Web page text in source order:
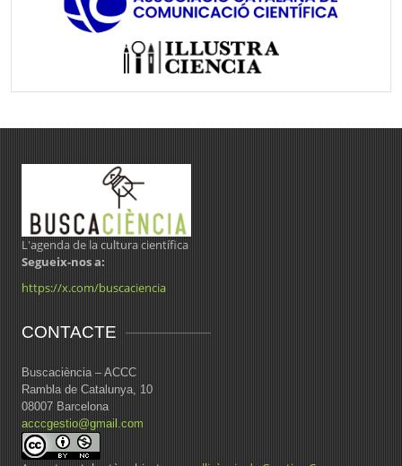
L'agenda de la cultura científica
Segueix-nos a:
https://x.com/buscaciencia
CONTACTE
Buscaciència – ACCC
Rambla de Catalunya, 10
08007 Barcelona
acccgestio@gmail.com